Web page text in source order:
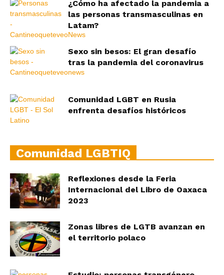
¿Cómo ha afectado la pandemia a
las personas transmasculinas en
Latam?
Sexo sin besos: El gran desafío
tras la pandemia del coronavirus
Comunidad LGBT en Rusia
enfrenta desafíos históricos
Comunidad LGBTIQ
Reflexiones desde la Feria
Internacional del Libro de Oaxaca
2023
Zonas libres de LGTB avanzan en
el territorio polaco